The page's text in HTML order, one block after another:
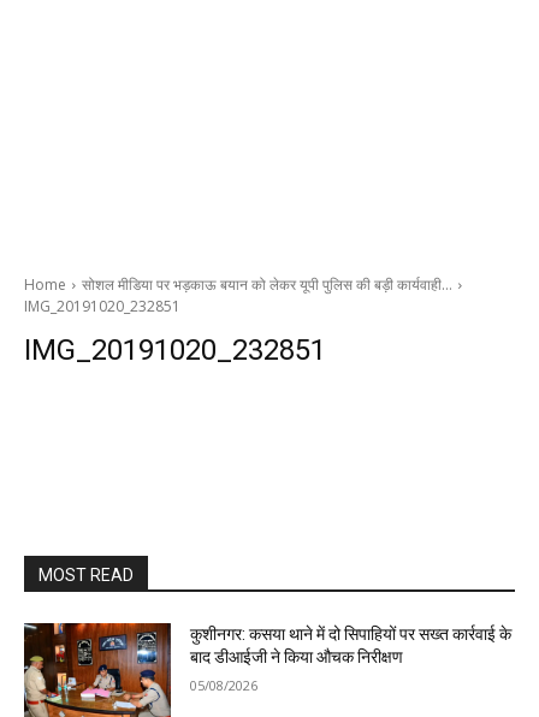
Home
सोशल मीडिया पर भड़काऊ बयान को लेकर यूपी पुलिस की बड़ी कार्यवाही…
IMG_20191020_232851
IMG_20191020_232851
MOST READ
कुशीनगर: कसया थाने में दो सिपाहियों पर सख्त कार्रवाई के
बाद डीआईजी ने किया औचक निरीक्षण
05/08/2026